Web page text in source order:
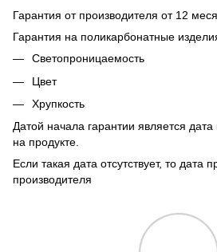
Гарантия от производителя от 12
Гарантия на поликарбонатные
Светопроницаемость
Цвет
Хрупкость
Датой начала гарантии является дата
на продукте.
Если такая дата отсутствует, то дата
производителя